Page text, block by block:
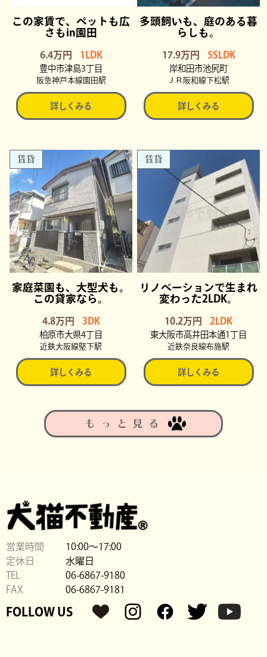
この家賃で、ペットも広
さもin園田
6.4万円 1LDK
豊中市津島3丁目
阪急神戸本線園田駅
詳しくみる
多頭飼いも、庭のある暮
らしも。
17.9万円 5SLDK
岸和田市池尻町
ＪＲ阪和線下松駅
詳しくみる
賃貸
家庭菜園も、大型犬も。
この貸家なら。
4.8万円 3DK
柏原市大県4丁目
近鉄大阪線堅下駅
詳しくみる
賃貸
リノベーションで生まれ
変わった2LDK。
10.2万円 2LDK
東大阪市高井田本通1丁目
近鉄奈良線布施駅
詳しくみる
もっと見る
営業時間
10:00〜17:00
定休日
水曜日
TEL
06-6867-9180
FAX
06-6867-9181
FOLLOW US